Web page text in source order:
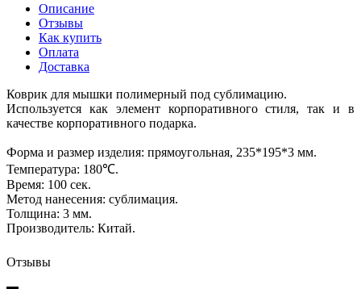
Описание
Отзывы
Как купить
Оплата
Доставка
Коврик для мышки полимерный под сублимацию.
Используется как элемент корпоративного стиля, так и в
качестве корпоративного подарка.
Форма и размер изделия: прямоугольная, 235*195*3 мм.
Температура: 180℃.
Время: 100 сек.
Метод нанесения: сублимация.
Толщина: 3 мм.
Производитель: Китай.
Отзывы